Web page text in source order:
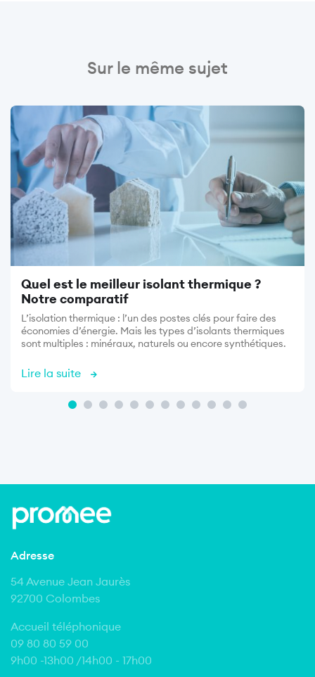
Sur le même sujet
Image
Quel est le meilleur isolant thermique ?
Notre comparatif
L’isolation thermique : l’un des postes clés pour faire des
économies d’énergie. Mais les types d’isolants thermiques
sont multiples : minéraux, naturels ou encore synthétiques.
Lire la suite
Adresse
54 Avenue Jean Jaurès
92700 Colombes
Accueil téléphonique
09 80 80 59 00
9h00 -13h00 /14h00 - 17h00